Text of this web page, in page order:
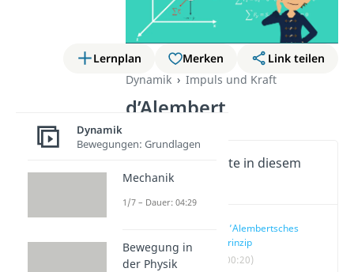
Lernplan Merken
Link teilen
Dynamik
Impuls und Kraft
d’Alembert
Wichtige Inhalte in diesem
Video
D’Alembertsches
Prinzip
(00:20)
Dynamik
Bewegungen: Grundlagen
Mechanik
1/7 – Dauer: 04:29
Bewegung in
der Physik